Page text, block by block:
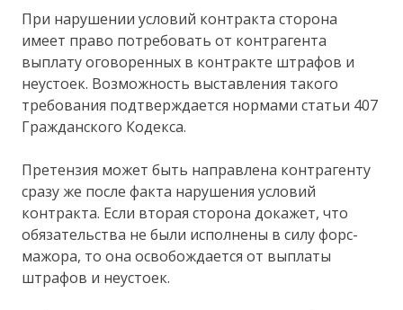
При нарушении условий контракта сторона
имеет право потребовать от контрагента
выплату оговоренных в контракте штрафов и
неустоек. Возможность выставления такого
требования подтверждается нормами статьи 407
Гражданского Кодекса.
Претензия может быть направлена контрагенту
сразу же после факта нарушения условий
контракта. Если вторая сторона докажет, что
обязательства не были исполнены в силу форс-
мажора, то она освобождается от выплаты
штрафов и неустоек.